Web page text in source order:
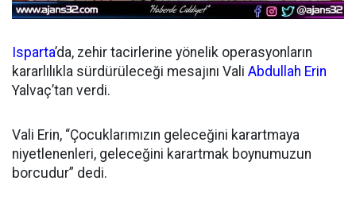
Isparta’da, zehir tacirlerine yönelik operasyonların
kararlılıkla sürdürüleceği mesajını Vali Abdullah Erin
Yalvaç’tan verdi.
Vali Erin, “Çocuklarımızın geleceğini karartmaya
niyetlenenleri, geleceğini karartmak boynumuzun
borcudur” dedi.